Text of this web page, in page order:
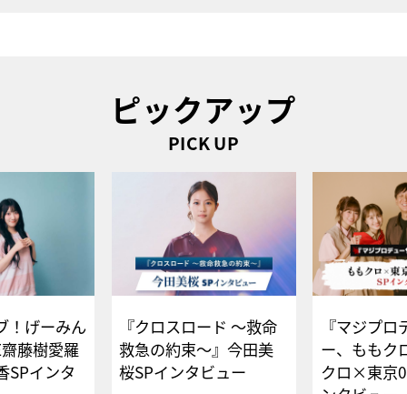
ピックアップ
PICK UP
！げーみん
藤樹愛羅
SPインタ
『クロスロード ～救命
救急の約束～』今田美
桜SPインタビュー
『マジプロ
ー、ももク
クロ×東京